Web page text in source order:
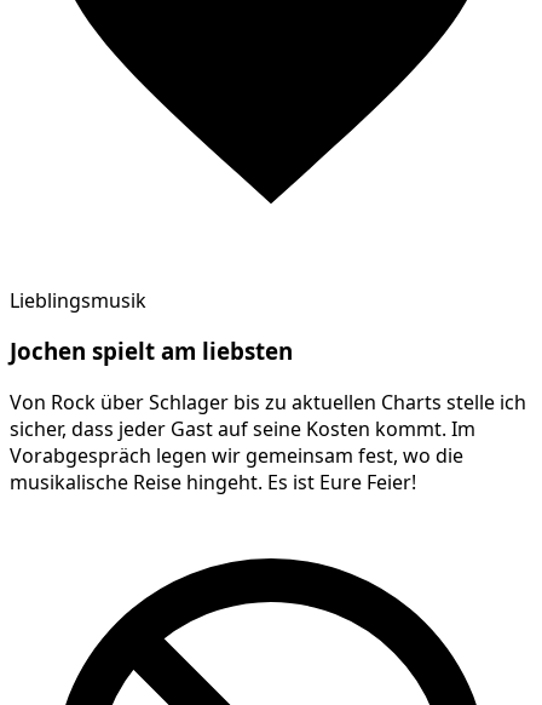
Lieblingsmusik
Jochen spielt am liebsten
Von Rock über Schlager bis zu aktuellen Charts stelle ich
sicher, dass jeder Gast auf seine Kosten kommt. Im
Vorabgespräch legen wir gemeinsam fest, wo die
musikalische Reise hingeht. Es ist Eure Feier!